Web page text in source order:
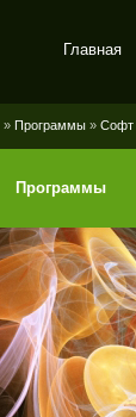
Главная
» Программы » Софт
Программы